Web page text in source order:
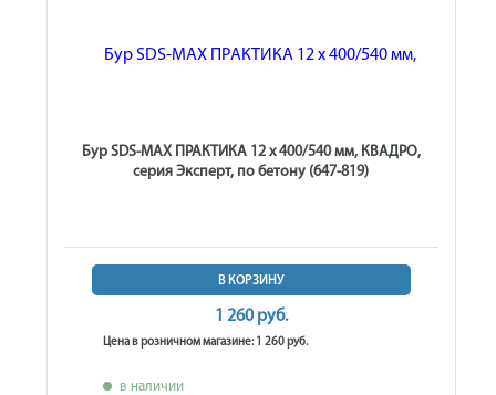
Бур SDS-MAX ПРАКТИКА 12 х 400/540 мм, КВАДРО,
серия Эксперт, по бетону (647-819)
В КОРЗИНУ
1 260 руб.
Цена в розничном магазине: 1 260 руб.
в наличии